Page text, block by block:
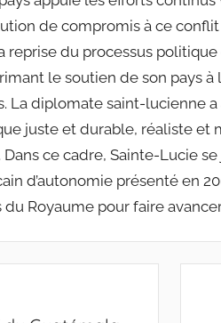
de compromis à ce
reprise du processus
le soutien de son pays
La diplomate saint-lucienne a
juste et durable, réaliste
ce cadre, Sainte-Lucie
d’autonomie présenté en
Royaume pour faire